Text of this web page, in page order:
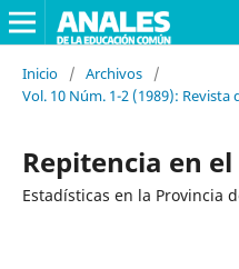
Inicio / Archivos
/
Vol. 10 Núm. 1-2 (1989): Revista
Repitencia en
Estadísticas en la Provincia